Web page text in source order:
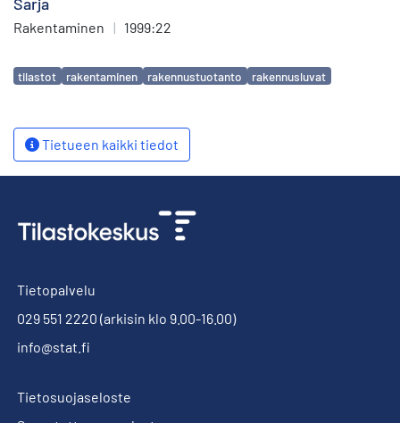
Sarja
Rakentaminen | 1999:22
Avainsanat
tilastot rakentaminen rakennustuotanto rakennusluvat
Tietueen kaikki tiedot
Tietopalvelu
029 551 2220 (arkisin klo 9.00-16.00)
info@stat.fi
Tietosuojaseloste